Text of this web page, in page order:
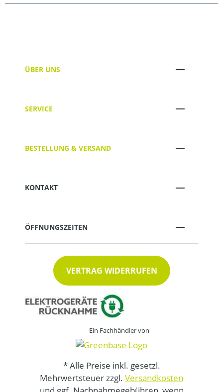
ÜBER UNS
SERVICE
BESTELLUNG & VERSAND
KONTAKT
ÖFFNUNGSZEITEN
VERTRAG WIDERRUFEN
Ein Fachhändler von
* Alle Preise inkl. gesetzl.
Mehrwertsteuer zzgl. Versandkosten